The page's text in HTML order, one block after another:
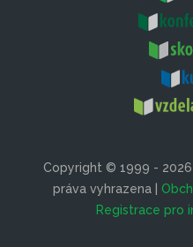
Copyright © 1999 - 2026
práva vyhrazena |
Registrace pro